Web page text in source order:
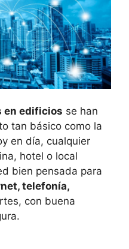
en edificios se han
tan básico como la
en día, cualquier
hotel o local
bien pensada para
telefonía,
con buena